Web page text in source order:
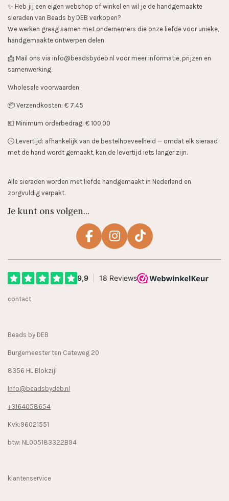
✨️ Heb jij een eigen webshop of winkel en wil je de handgemaakte
sieraden van Beads by DEB verkopen?
We werken graag samen met ondernemers die onze liefde voor unieke,
handgemaakte ontwerpen delen.
📩 Mail ons via info@beadsbydeb.nl voor meer informatie, prijzen en
samenwerking.
Wholesale voorwaarden:
📦 Verzendkosten: € 7.45
💶 Minimum orderbedrag: € 100,00
🕓 Levertijd: afhankelijk van de bestelhoeveelheid — omdat elk sieraad
met de hand wordt gemaakt, kan de levertijd iets langer zijn.
Alle sieraden worden met liefde handgemaakt in Nederland en
zorgvuldig verpakt.
Je kunt ons volgen...
F
e
I
t
T
T
contact
Beads by DEB
Burgemeester ten Cateweg 20
8356 HL Blokzijl
Info@beadsbydeb.nl
+3164058654
Kvk:96021551
btw: NL005183322B94
klantenservice